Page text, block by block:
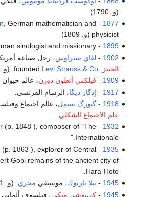
(و. 1790)
1877
-
, German mathematician and
physicist (و. 1809)
1899
- Ernst Faber , German sinologist and missionary
1902
- لڤاي ستراوس، رجل صناعة
الجينز
. founded
Levi Strauss & Co.
(و. 1829)
1909
- فيلكس أنطون دورن، عالم حيوان
1917
- إدگار ديگا، الرسام الفرنسي.
1918
-گيورگ سيمل، عالم اجتماع
علم الاجتماع الشكلي
1932
(p. 1848 ), composer of "The
Internationale."
1935
(p. 1863 ), explorer of Central
Gobi remains of the ancient city of
Hara-Hoto.
1945
- بيلا بارتوك، موسيقي مجري . (و. 1881)
1945
-كي‌يوشي ميكي، فيلسوف ألماني